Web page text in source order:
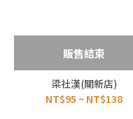
販售結束
梁社漢(關新店)
NT$95 ~ NT$138